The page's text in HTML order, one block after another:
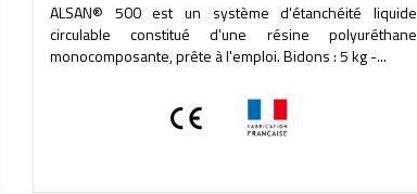
ALSAN® 500 est un système d'étanchéité liquide
circulable constitué d'une résine polyuréthane
monocomposante, prête à l'emploi. Bidons : 5 kg -...